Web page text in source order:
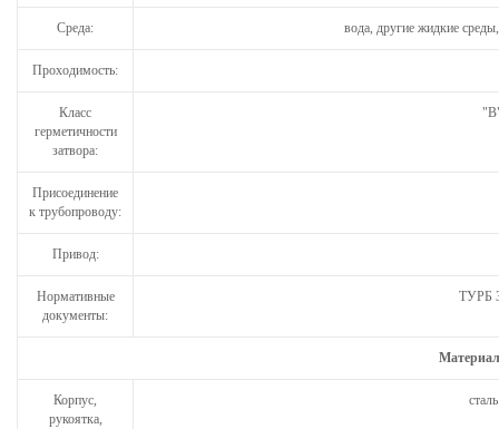
Среда: вода, другие жидкие
Проходимость:
Класс
герметичности
затвора:
Присоединение
к трубопроводу:
Привод:
Нормативные
документы:
ТУРБ
Корпус,
рукоятка,